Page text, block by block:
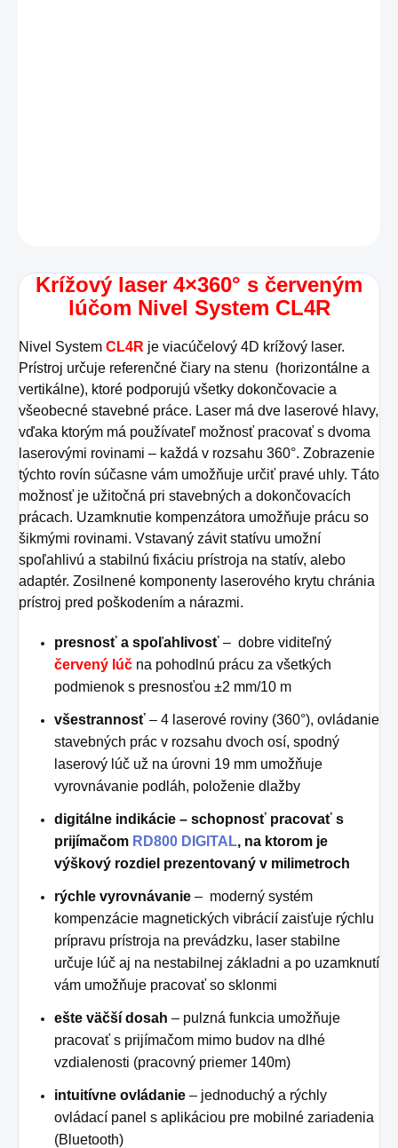
Krížový laser 4×360° s červeným
lúčom Nivel System CL4R
Nivel System CL4R je viacúčelový 4D krížový laser.
Prístroj určuje referenčné čiary na stenu (horizontálne a
vertikálne), ktoré podporujú všetky dokončovacie a
všeobecné stavebné práce. Laser má dve laserové hlavy,
vďaka ktorým má používateľ možnosť pracovať s dvoma
laserovými rovinami – každá v rozsahu 360°. Zobrazenie
týchto rovín súčasne vám umožňuje určiť pravé uhly. Táto
možnosť je užitočná pri stavebných a dokončovacích
prácach. Uzamknutie kompenzátora umožňuje prácu so
šikmými rovinami. Vstavaný závit statívu umožní
spoľahlivú a stabilnú fixáciu prístroja na statív, alebo
adaptér. Zosilnené komponenty laserového krytu chránia
prístroj pred poškodením a nárazmi.
presnosť a spoľahlivosť – dobre viditeľný
červený lúč na pohodlnú prácu za všetkých
podmienok s presnosťou ±2 mm/10 m
všestrannosť – 4 laserové roviny (360°), ovládanie
stavebných prác v rozsahu dvoch osí, spodný
laserový lúč už na úrovni 19 mm umožňuje
vyrovnávanie podláh, položenie dlažby
digitálne indikácie – schopnosť pracovať s
prijímačom RD800 DIGITAL, na ktorom je
výškový rozdiel prezentovaný v milimetroch
rýchle vyrovnávanie – moderný systém
kompenzácie magnetických vibrácií zaisťuje rýchlu
prípravu prístroja na prevádzku, laser stabilne
určuje lúč aj na nestabilnej základni a po uzamknutí
vám umožňuje pracovať so sklonmi
ešte väčší dosah – pulzná funkcia umožňuje
pracovať s prijímačom mimo budov na dlhé
vzdialenosti (pracovný priemer 140m)
intuitívne ovládanie – jednoduchý a rýchly
ovládací panel s aplikáciou pre mobilné zariadenia
(Bluetooth)